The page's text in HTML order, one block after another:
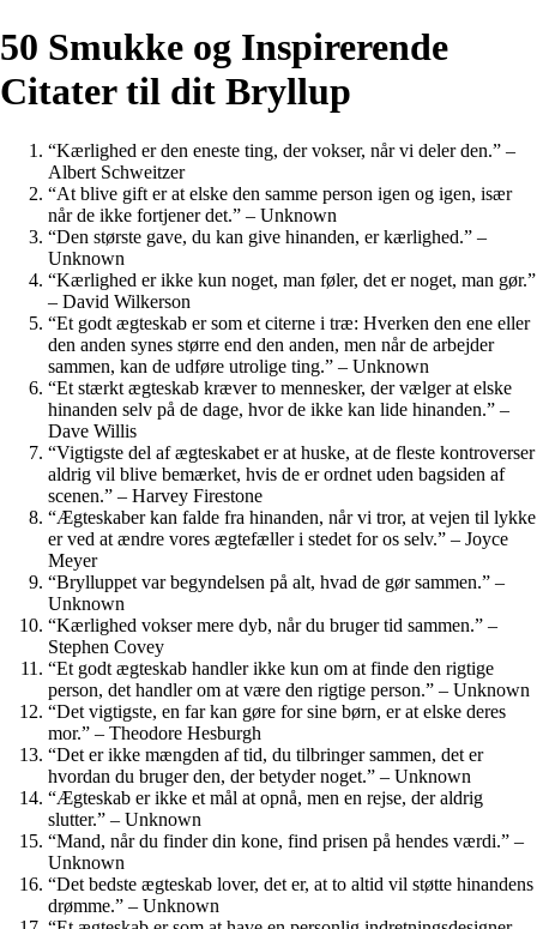
50 Smukke og Inspirerende
Citater til dit Bryllup
“Kærlighed er den eneste ting, der vokser, når vi deler den.” –
Albert Schweitzer
“At blive gift er at elske den samme person igen og igen, især
når de ikke fortjener det.” – Unknown
“Den største gave, du kan give hinanden, er kærlighed.” –
Unknown
“Kærlighed er ikke kun noget, man føler, det er noget, man gør.”
– David Wilkerson
“Et godt ægteskab er som et citerne i træ: Hverken den ene eller
den anden synes større end den anden, men når de arbejder
sammen, kan de udføre utrolige ting.” – Unknown
“Et stærkt ægteskab kræver to mennesker, der vælger at elske
hinanden selv på de dage, hvor de ikke kan lide hinanden.” –
Dave Willis
“Vigtigste del af ægteskabet er at huske, at de fleste kontroverser
aldrig vil blive bemærket, hvis de er ordnet uden bagsiden af
scenen.” – Harvey Firestone
“Ægteskaber kan falde fra hinanden, når vi tror, ​​at vejen til lykke
er ved at ændre vores ægtefæller i stedet for os selv.” – Joyce
Meyer
“Brylluppet var begyndelsen på alt, hvad de gør sammen.” –
Unknown
“Kærlighed vokser mere dyb, når du bruger tid sammen.” –
Stephen Covey
“Et godt ægteskab handler ikke kun om at finde den rigtige
person, det handler om at være den rigtige person.” – Unknown
“Det vigtigste, en far kan gøre for sine børn, er at elske deres
mor.” – Theodore Hesburgh
“Det er ikke mængden af ​​tid, du tilbringer sammen, det er
hvordan du bruger den, der betyder noget.” – Unknown
“Ægteskab er ikke et mål at opnå, men en rejse, der aldrig
slutter.” – Unknown
“Mand, når du finder din kone, find prisen på hendes værdi.” –
Unknown
“Det bedste ægteskab lover, det er, at to altid vil støtte hinandens
drømme.” – Unknown